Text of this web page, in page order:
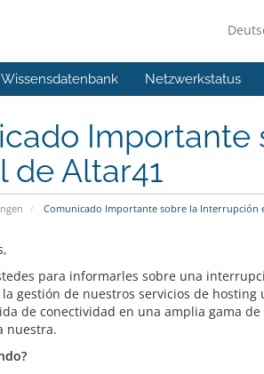
Wissensdatenbank Netzwerkstatus
Importante
de Altar41
Comunicado Importante sobre la Interrupción
para informarles sobre una
gestión de nuestros servicios de hosting
de conectividad en una amplia gama
nuestra.